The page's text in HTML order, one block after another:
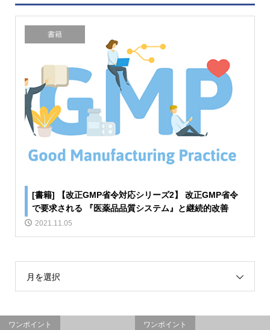
書籍
[書籍] 【改正GMP省令対応シリーズ2】 改正GMP省令
で要求される 『医薬品品質システム』と継続的改善
2021.11.05
月を選択
ワンポイント ワンポイント